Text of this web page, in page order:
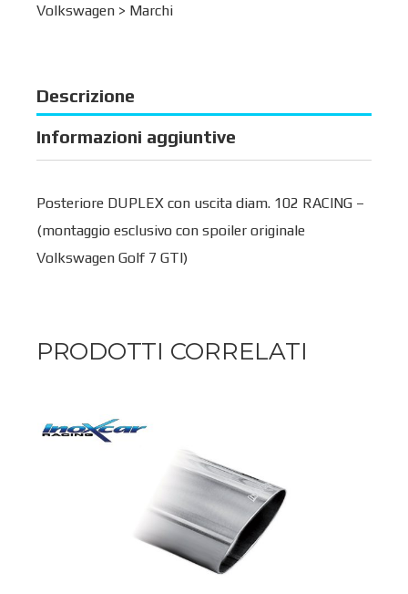
Volkswagen > Marchi
Descrizione
Informazioni aggiuntive
Posteriore DUPLEX con uscita diam. 102 RACING –
(montaggio esclusivo con spoiler originale
Volkswagen Golf 7 GTI)
PRODOTTI CORRELATI